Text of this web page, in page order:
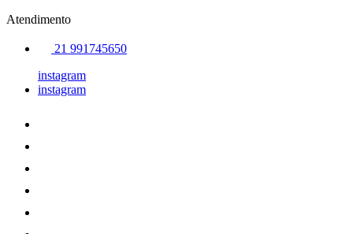
Atendimento
21 991745650
instagram
instagram